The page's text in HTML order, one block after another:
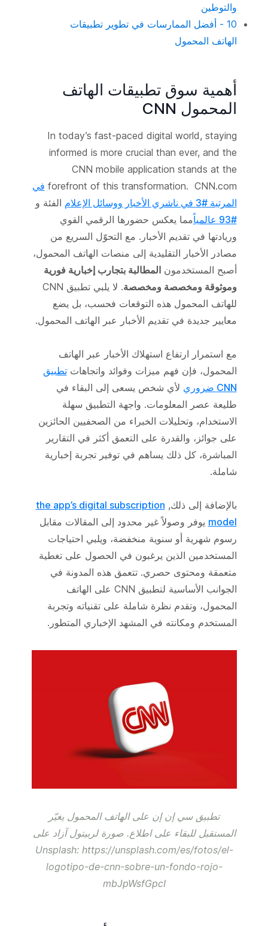
والتوطين
10 - أفضل الممارسات في تطوير تطبيقات
الهاتف المحمول
أهمية سوق تطبيقات الهاتف
المحمول CNN
In today’s fast-paced digital world, staying
informed is more crucial than ever, and the
CNN mobile application stands at the
forefront of this transformation. CNN.com في
المرتبة #3 في ناشري الأخبار ووسائل الإعلام
الفئة و
#93 عالمياً
مما يعكس حضورها الرقمي القوي
وريادتها في تقديم الأخبار. مع التحوّل السريع من
مصادر الأخبار التقليدية إلى منصات الهاتف المحمول،
أصبح المستخدمونالمطالبة بتجارب إخبارية فورية
وموثوقة ومخصصة ومخصصة
. لا يلبي تطبيق CNN
للهاتف المحمول هذه التوقعات فحسب، بل يضع
معايير جديدة في تقديم الأخبار عبر الهاتف المحمول.
مع استمرار ارتفاع استهلاك الأخبار عبر الهاتف
المحمول، فإن فهم ميزات وفوائد واتجاهاتتطبيق
CNN ضروري
لأي شخص يسعى إلى البقاء في
طليعة عصر المعلومات. واجهة التطبيق سهلة
الاستخدام، وتحليلات الخبراء من الصحفيين الحائزين
على جوائز، والقدرة على التعمق أكثر في التقارير
المباشرة، كل ذلك يساهم في توفير تجربة إخبارية
شاملة.
بالإضافة إلى ذلك, the app’s digital subscription
model يوفر وصولاً غير محدود إلى المقالات مقابل
رسوم شهرية أو سنوية منخفضة، ويلبي احتياجات
المستخدمين الذين يرغبون في الحصول على تغطية
متعمقة ومحتوى حصري. تتعمق هذه المدونة في
الجوانب الأساسية لتطبيق CNN على الهاتف
المحمول، وتقدم نظرة شاملة على تقنياته وتجربة
المستخدم ومكانته في المشهد الإخباري المتطور.
تطبيق سي إن إن على الهاتف المحمول يغيّر
المستقبل للبقاء على اطلاع. صورة لربيتول آزاد على
Unsplash: https://unsplash.com/es/fotos/el-
logotipo-de-cnn-sobre-un-fondo-rojo-
mbJpWsfGpcI